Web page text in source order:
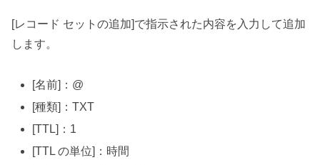
[レコード セットの追加]で指示された内容を入力して追加
します。
[名前]：@
[種類]：TXT
[TTL]：1
[TTL の単位]：時間